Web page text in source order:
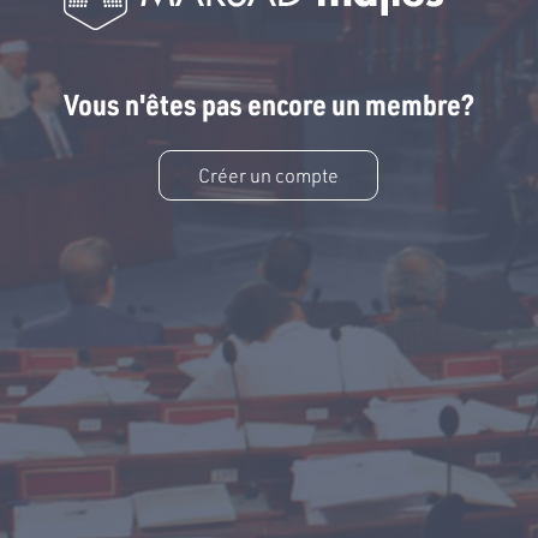
Vous n'êtes pas encore un membre?
Créer un compte